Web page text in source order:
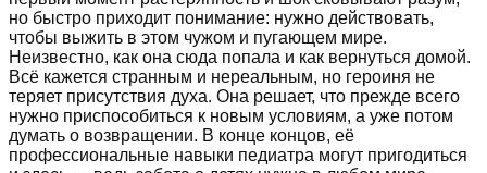
но быстро приходит понимание: нужно действовать,
чтобы выжить в этом чужом и пугающем мире.
Неизвестно, как она сюда попала и как вернуться домой.
Всё кажется странным и нереальным, но героиня не
теряет присутствия духа. Она решает, что прежде всего
нужно приспособиться к новым условиям, а уже потом
думать о возвращении. В конце концов, её
профессиональные навыки педиатра могут пригодиться